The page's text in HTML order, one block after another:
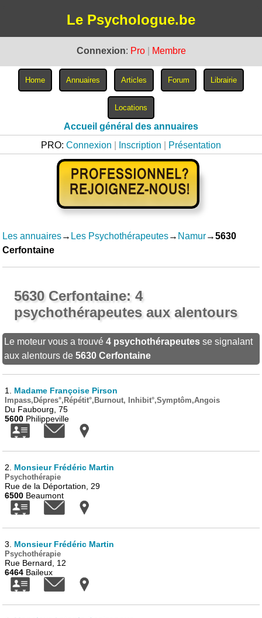
Le Psychologue.be
Connexion: Pro Membre
Accueil général des annuaires
PRO: Connexion Inscription Présentation
Les annuaires→ Les Psychothérapeutes→ Namur→5630
Cerfontaine
5630 Cerfontaine: 4
psychothérapeutes aux alentours
Le moteur vous a trouvé4 psychothérapeutes se signalant
aux alentours de5630 Cerfontaine
1. Madame Françoise Pirson
Impass,Dépres°,Répétit°,Burnout, Inhibit°,Symptôm,Angois
Du Faubourg, 75
5600 Philippeville
2. Monsieur Frédéric Martin
Psychothérapie
Rue de la Déportation, 29
6500 Beaumont
3. Monsieur Frédéric Martin
Psychothérapie
Rue Bernard, 12
6464 Baileux